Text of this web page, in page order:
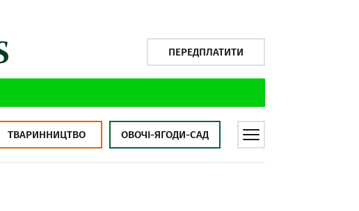
ПЕРЕДПЛАТИТИ
ТВАРИННИЦТВО ОВОЧІ-ЯГОДИ-САД